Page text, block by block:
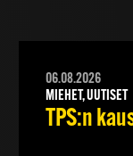
06.08.2026
MIEHET, UUTISET
TPS:n